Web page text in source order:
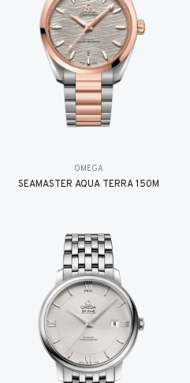
OMEGA
SEAMASTER AQUA TERRA 150M